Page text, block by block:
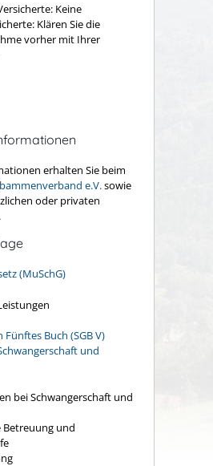
Keine
Klären Sie die
vorher mit Ihrer
erhalten Sie beim
e.V.sowie
oder privaten
(MuSchG)
Fünftes Buch (SGB V)
und
bei Schwangerschaft und
Betreuung und